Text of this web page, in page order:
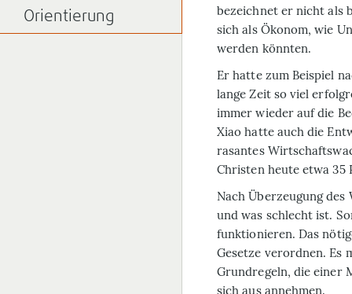
bezeichnet er nicht als
sich als Ökonom, wie
werden könnten.
Er hatte zum Beispiel
lange Zeit so viel
immer wieder auf die
Xiao hatte auch die
rasantes
Christen heute etwa 35
Nach Überzeugung
und was schlecht ist.
funktionieren. Das
Gesetze verordnen. Es
Grundregeln, die einer
sich aus annehmen.
Orientierung